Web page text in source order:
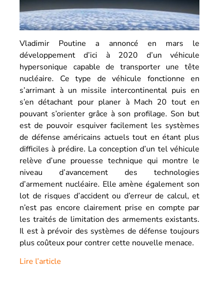
Vladimir Poutine a annoncé en mars le
développement d’ici à 2020 d’un véhicule
hypersonique capable de transporter une tête
nucléaire. Ce type de véhicule fonctionne en
s’arrimant à un missile intercontinental puis en
s’en détachant pour planer à Mach 20 tout en
pouvant s’orienter grâce à son profilage. Son but
est de pouvoir esquiver facilement les systèmes
de défense américains actuels tout en étant plus
difficiles à prédire. La conception d’un tel véhicule
relève d’une prouesse technique qui montre le
niveau d’avancement des technologies
d’armement nucléaire. Elle amène également son
lot de risques d’accident ou d’erreur de calcul, et
n’est pas encore clairement prise en compte par
les traités de limitation des armements existants.
Il est à prévoir des systèmes de défense toujours
plus coûteux pour contrer cette nouvelle menace.
Lire l’article